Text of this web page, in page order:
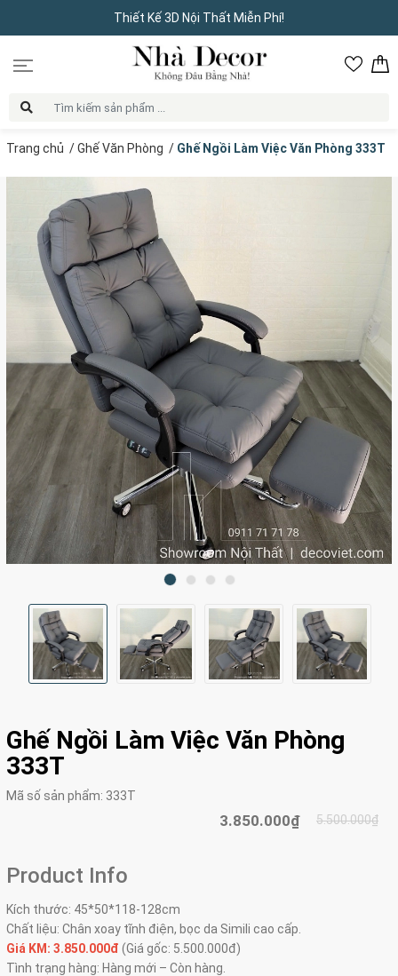
Thiết Kế 3D Nội Thất Miễn Phí!
Trang chủ /Ghế Văn Phòng / Ghế Ngồi Làm Việc Văn Phòng 333T
Ghế Ngồi Làm Việc Văn Phòng
333T
Mã số sản phẩm: 333T
3.850.000₫ 5.500.000₫
Product Info
Kích thước: 45*50*118-128cm
Chất liệu: Chân xoay tĩnh điện, bọc da Simili cao cấp.
Giá KM: 3.850.000đ (Giá gốc: 5.500.000đ)
Tình trạng hàng: Hàng mới – Còn hàng.